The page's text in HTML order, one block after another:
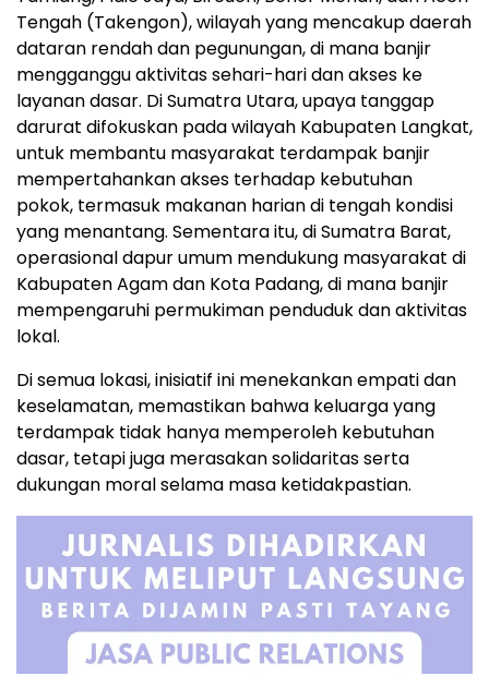
Tengah (Takengon), wilayah yang mencakup daerah
dataran rendah dan pegunungan, di mana banjir
mengganggu aktivitas sehari-hari dan akses ke
layanan dasar. Di Sumatra Utara, upaya tanggap
darurat difokuskan pada wilayah Kabupaten Langkat,
untuk membantu masyarakat terdampak banjir
mempertahankan akses terhadap kebutuhan
pokok, termasuk makanan harian di tengah kondisi
yang menantang. Sementara itu, di Sumatra Barat,
operasional dapur umum mendukung masyarakat di
Kabupaten Agam dan Kota Padang, di mana banjir
mempengaruhi permukiman penduduk dan aktivitas
lokal.
Di semua lokasi, inisiatif ini menekankan empati dan
keselamatan, memastikan bahwa keluarga yang
terdampak tidak hanya memperoleh kebutuhan
dasar, tetapi juga merasakan solidaritas serta
dukungan moral selama masa ketidakpastian.